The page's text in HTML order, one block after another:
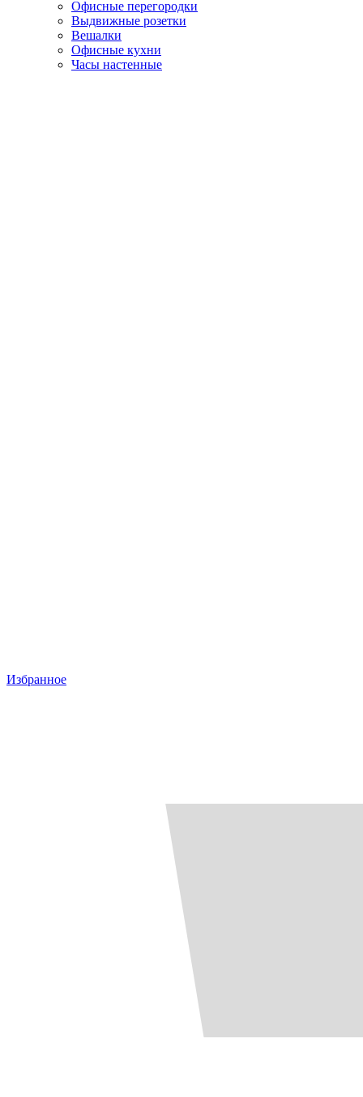
Офисные перегородки
Выдвижные розетки
Вешалки
Офисные кухни
Часы настенные
Избранное